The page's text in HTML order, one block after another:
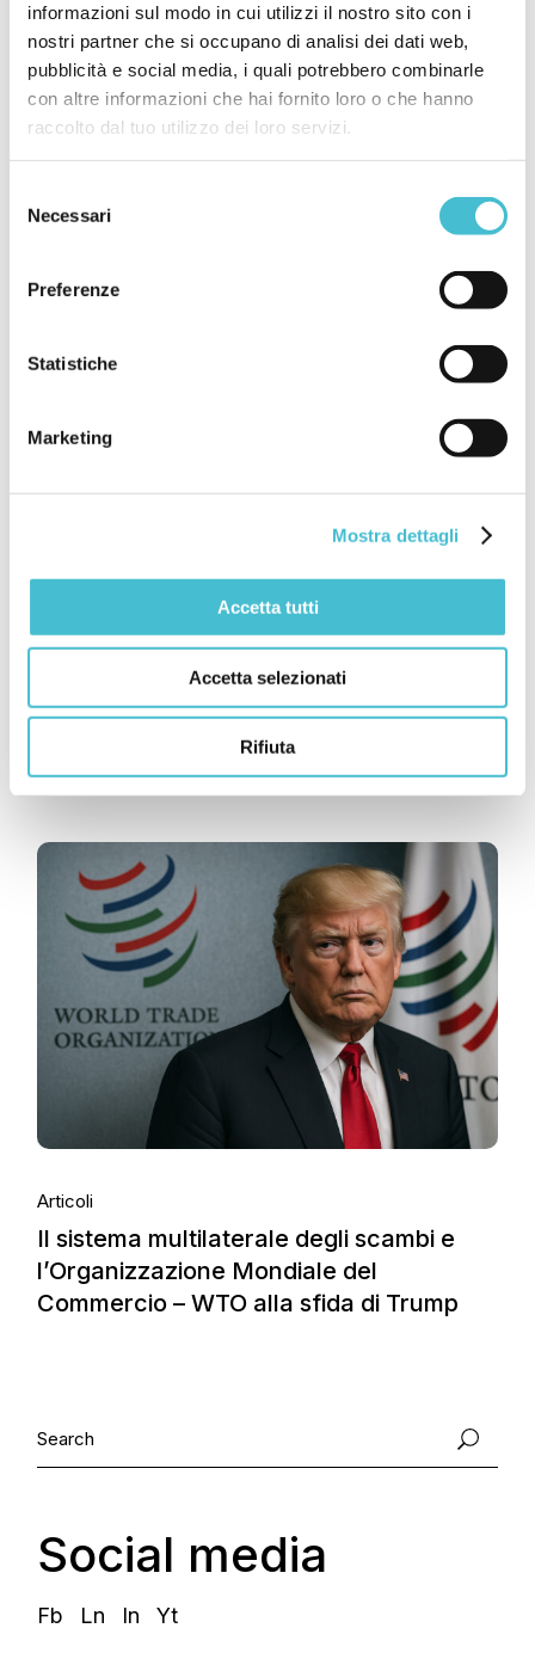
informazioni sul modo in cui utilizzi il nostro sito con i
nostri partner che si occupano di analisi dei dati web,
pubblicità e social media, i quali potrebbero combinarle
con altre informazioni che hai fornito loro o che hanno
raccolto dal tuo utilizzo dei loro servizi.
delNecessari
Preferenze
Statistiche
Marketing
Mostra dettagli
Accetta tutti
Accetta selezionati
Rifiuta
europea pubblica l’elenco dei Paesi a
rischio
Vino dealcolato: le nuove regole
Articoli
Il sistema multilaterale degli scambi e
l’Organizzazione Mondiale del
Commercio – WTO alla sfida di Trump
Social media
Fb Ln In Yt